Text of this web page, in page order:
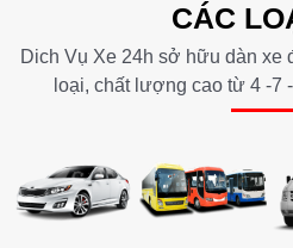
CÁC
Dich Vụ Xe 24h sở hữu dàn xe
loại, chất lượng cao từ 4 -7